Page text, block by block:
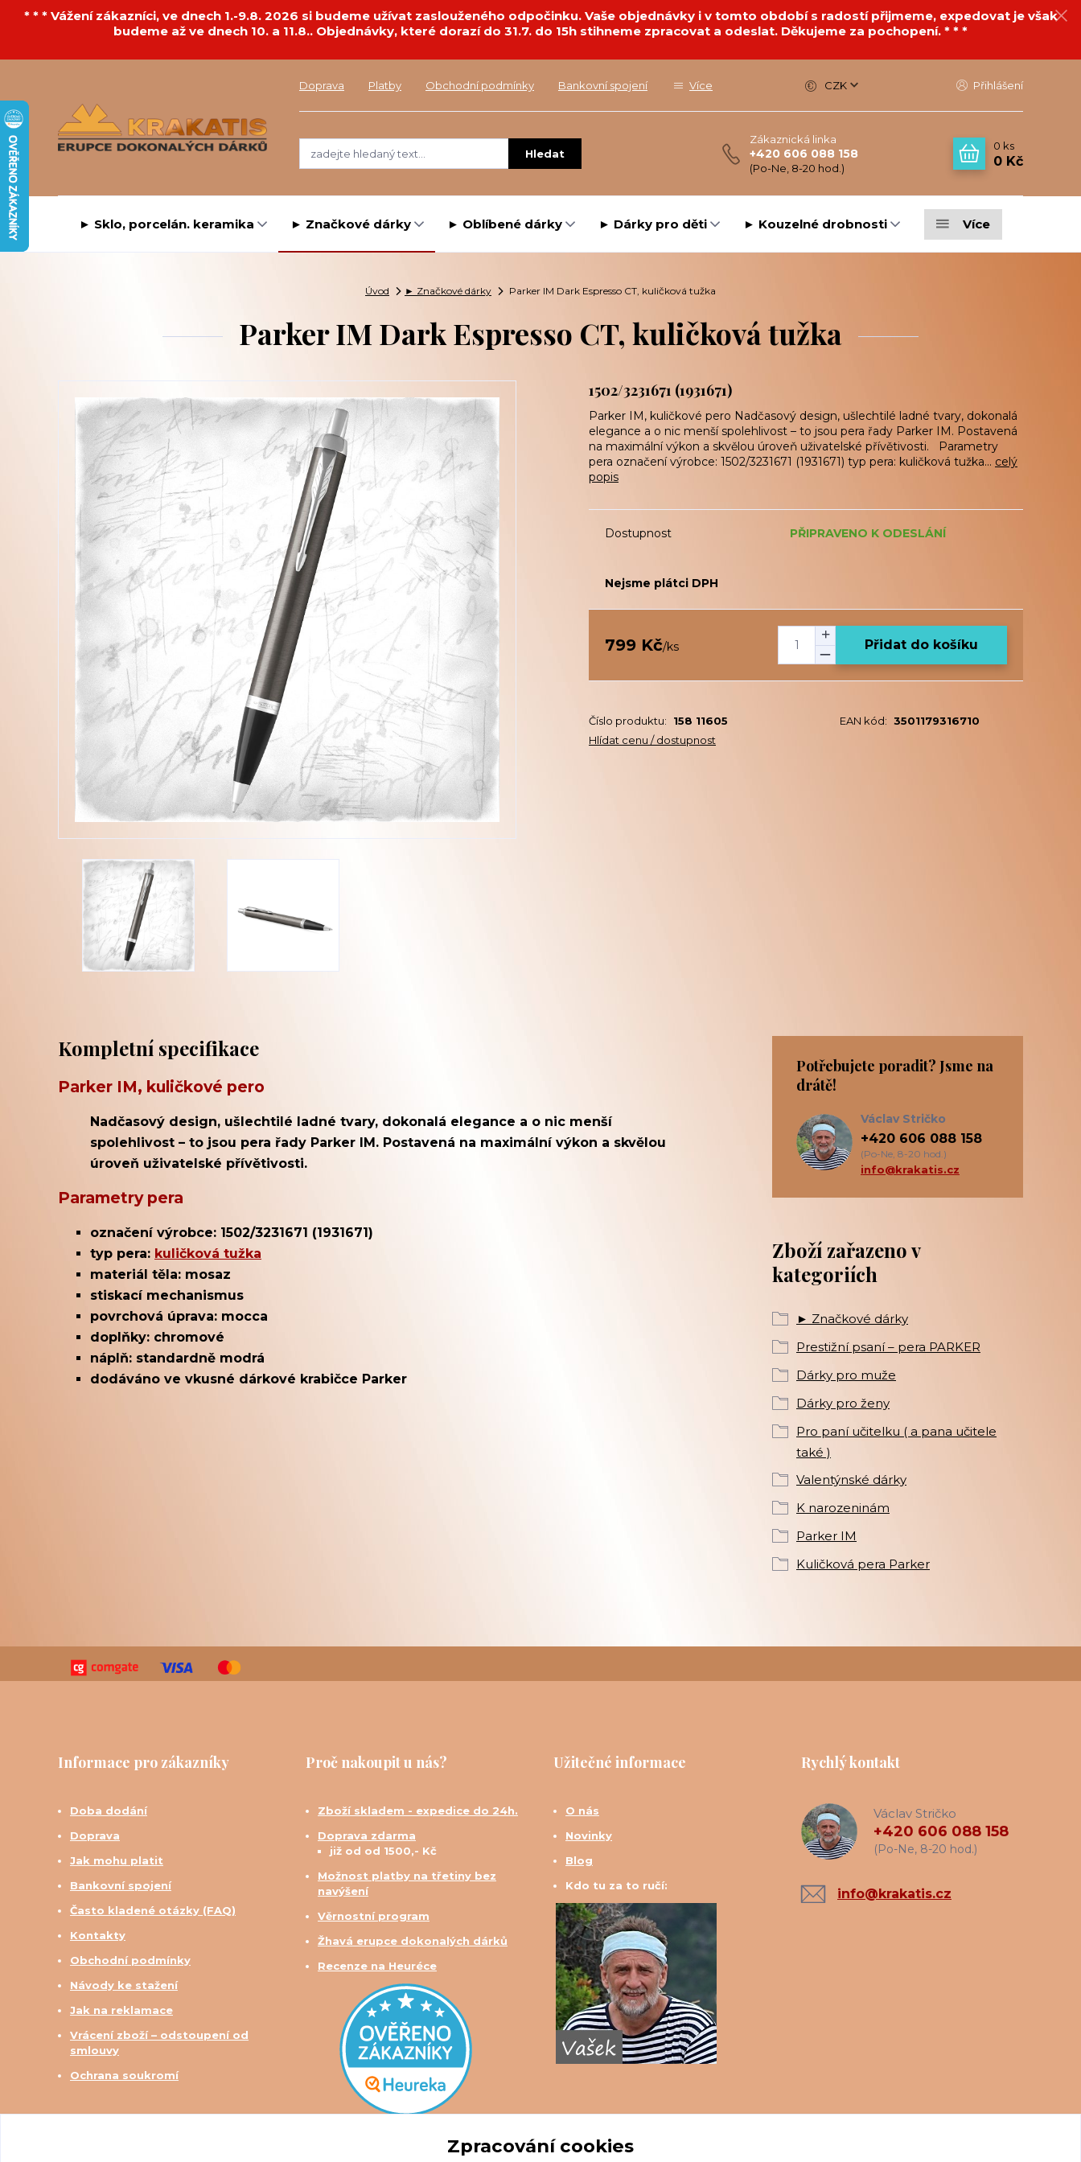
* * * Vážení zákazníci, ve dnech 1.-9.8. 2026 si budeme užívat zaslouženého odpočinku. Vaše objednávky i v tomto období s radostí přijmeme, expedovat je však
budeme až ve dnech 10. a 11.8.. Objednávky, které dorazí do 31.7. do 15h stihneme zpracovat a odeslat. Děkujeme za pochopení. * * *
Doprava Platby Obchodní podmínky Bankovní spojení Více CZK Přihlášení
Hledat
Zákaznická linka
+420 606 088 158
(Po-Ne, 8-20 hod.)
0 ks
0 Kč
► Sklo, porcelán. keramika ► Značkové dárky ► Oblíbené dárky ► Dárky pro děti ► Kouzelné drobnosti Více
Úvod ► Značkové dárky Parker IM Dark Espresso CT, kuličková tužka
Parker IM Dark Espresso CT, kuličková tužka
1502/3231671 (1931671)
Parker IM, kuličkové pero Nadčasový design, ušlechtilé ladné tvary, dokonalá
elegance a o nic menší spolehlivost – to jsou pera řady Parker IM. Postavená
na maximální výkon a skvělou úroveň uživatelské přívětivosti. Parametry
pera označení výrobce: 1502/3231671 (1931671) typ pera: kuličková tužka... celý
popis
Dostupnost PŘIPRAVENO K ODESLÁNÍ
Nejsme plátci DPH
799 Kč/ks Přidat do košíku
Číslo produktu: 158 11605 EAN kód: 3501179316710
Hlídat cenu / dostupnost
Kompletní specifikace
Parker IM, kuličkové pero
Nadčasový design, ušlechtilé ladné tvary, dokonalá elegance a o nic menší
spolehlivost – to jsou pera řady Parker IM. Postavená na maximální výkon a skvělou
úroveň uživatelské přívětivosti.
Parametry pera
označení výrobce: 1502/3231671 (1931671)
typ pera: kuličková tužka
materiál těla: mosaz
stiskací mechanismus
povrchová úprava: mocca
doplňky: chromové
náplň: standardně modrá
dodáváno ve vkusné dárkové krabičce Parker
Zboží zařazeno v
kategoriích
► Značkové dárky
Prestižní psaní – pera PARKER
Dárky pro muže
Dárky pro ženy
Pro paní učitelku ( a pana učitele
také )
Valentýnské dárky
K narozeninám
Parker IM
Kuličková pera Parker
Potřebujete poradit? Jsme na
drátě!
Václav Stričko
+420 606 088 158
(Po-Ne, 8-20 hod.)
info@krakatis.cz
Informace pro zákazníky
Doba dodání
Doprava
Jak mohu platit
Bankovní spojení
Často kladené otázky (FAQ)
Kontakty
Obchodní podmínky
Návody ke stažení
Jak na reklamace
Vrácení zboží – odstoupení od
smlouvy
Ochrana soukromí
Proč nakoupit u nás?
Zboží skladem - expedice do 24h.
Doprava zdarma
již od od 1500,- Kč
Možnost platby na třetiny bez
navýšení
Věrnostní program
Žhavá erupce dokonalých dárků
Recenze na Heuréce
Užitečné informace
O nás
Novinky
Blog
Kdo tu za to ručí:
Rychlý kontakt
Václav Stričko
+420 606 088 158
(Po-Ne, 8-20 hod.)
info@krakatis.cz
Zpracování cookies